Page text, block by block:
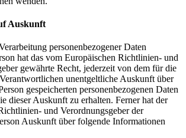
Auskunft
personenbezogener Daten
hat das vom Europäischen Richtlinien- und
gewährte Recht, jederzeit von dem für die
unentgeltliche Auskunft über
gespeicherten personenbezogenen Daten
dieser Auskunft zu erhalten. Ferner hat der
und Verordnungsgeber der
Auskunft über folgende Informationen